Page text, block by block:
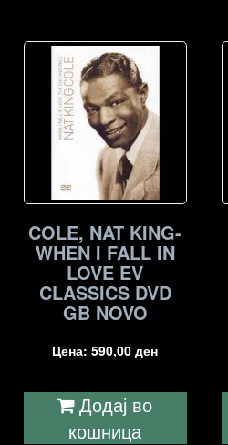
COLE, NAT KING-
WHEN I FALL IN
LOVE EV
CLASSICS DVD
GB NOVO
Цена:590,00ден
Додај во
кошница